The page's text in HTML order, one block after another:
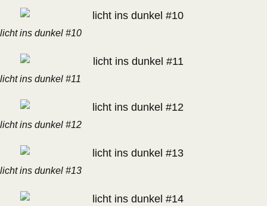
licht ins dunkel #10
licht ins dunkel #11
licht ins dunkel #12
licht ins dunkel #13